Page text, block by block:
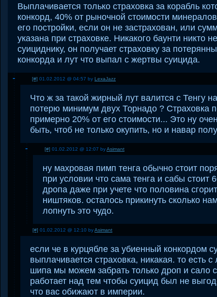
Выплачивается только страховка за корабль
конкорд, 40% от рыночной стоимости
его постройки, если он не застрахован, или
указана при страховке. Никакого баунти никто
суициднику, он получает страховку за
конкорда и лут что выпал с жертвы суицида.
[#] 01.02.2012 @ 04:57 by LexaJazz
Что ж за такой жирный лут валится с Тенгу
потерю минимум двух Торнадо ? Страховка
примерно 20% от его стоимости... Это ну
быть, чтоб не только окупить, но и навар
[#] 01.02.2012 @ 12:07 byAsimant
ну махровая пимп тенга обычно стоит
при условии что сама тенга и сабы стоит
дропа даже при учете что половина
ништяков. осталось прикинуть сколько
лопнуть это чудо.
[#] 01.02.2012 @ 12:10 byAsimant
если че в курцябле за убиенный конкордом
выплачивается страховка, никакая. то есть
шипа мы можем забрать только дроп и сало
работает над тем чтобы суицид был не
что вас обижают в империи.